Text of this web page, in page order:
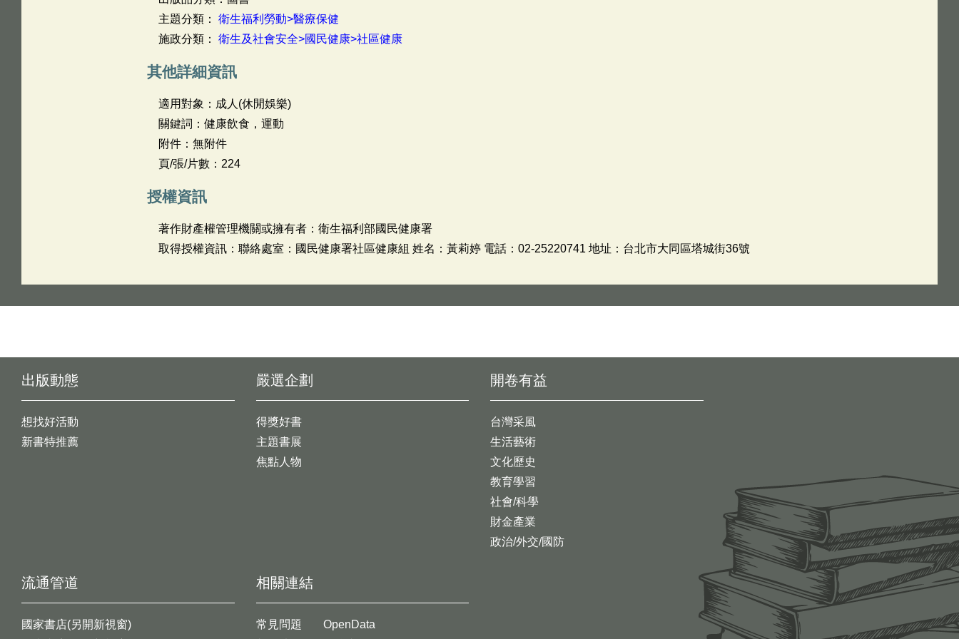
主題分類： 衛生福利勞動>醫療保健
施政分類： 衛生及社會安全>國民健康>社區健康
其他詳細資訊
適用對象：成人(休閒娛樂)
關鍵詞：健康飲食，運動
附件：無附件
頁/張/片數：224
授權資訊
著作財產權管理機關或擁有者：衛生福利部國民健康署
取得授權資訊：聯絡處室：國民健康署社區健康組 姓名：黃莉婷 電話：02-25220741 地址：台北市大同區塔城街36號
出版動態
想找好活動
新書特推薦
開卷有益
台灣采風
生活藝術
文化歷史
教育學習
社會/科學
財金產業
政治/外交/國防
嚴選企劃
得獎好書
主題書展
焦點人物
流通管道
國家書店(另開新視窗)
相關連結
常見問題
OpenData